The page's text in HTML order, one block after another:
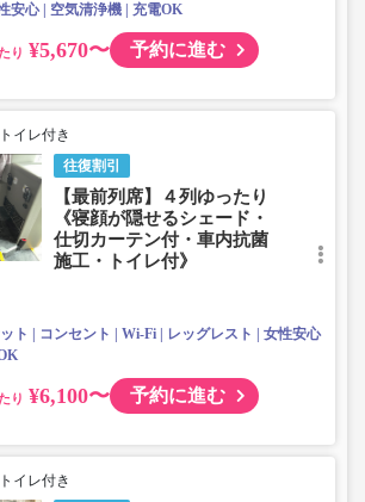
安心 空気清浄機 充電OK
¥5,670〜 予約に進む
往復割引
トイレ付き
【最前列席】４列ゆったり
《寝顔が隠せるシェード・
仕切カーテン付・車内抗菌
施工・トイレ付》
ト コンセント Wi-Fi レッグレスト
女性安心
¥6,100〜 予約に進む
トイレ付き